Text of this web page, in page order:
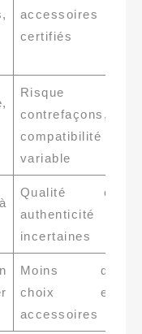
accessoires
certifiés
Risque
contrefaçons,
compatibilité
variable
Qualité et
authenticité
incertaines
Moins de
choix en
accessoires